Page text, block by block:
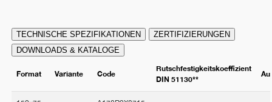
TECHNISCHE SPEZIFIKATIONEN
ZERTIFIZIERUNGEN
DOWNLOADS & KATALOGE
Format Variante Code
Rutschfestigkeitskoeffizient
DIN 51130**